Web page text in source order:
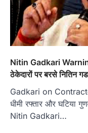
Nitin Gadkari
ठेकेदारों पर बरसे नितिन
Gadkari on
धीमी रफ्तार और घटिया
Nitin Gadkari…